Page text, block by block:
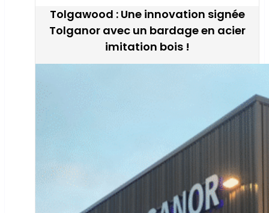
Tolgawood : Une innovation signée
Tolganor avec un bardage en acier
imitation bois !